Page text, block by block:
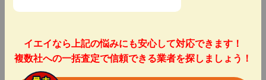
イエイなら上記の悩みにも安心して対応できます！
複数社への一括査定で信頼できる業者を探しましょう！